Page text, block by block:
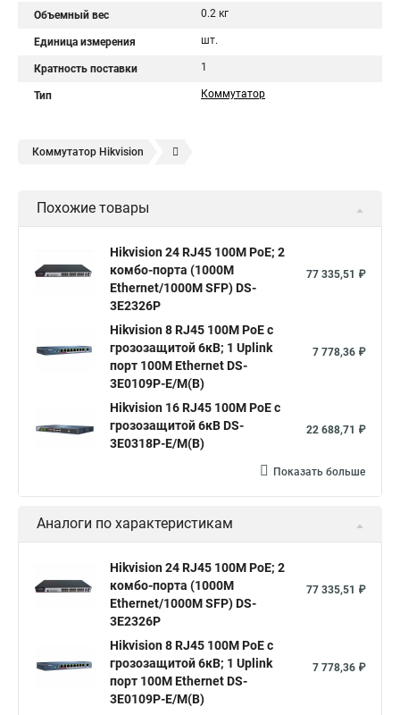
Объемный вес 0.2 кг
Единица измерения шт.
Кратность поставки 1
Тип Коммутатор
Коммутатор Нikvision
Коммутатор l2 с 24 портами 10
Коммутатор что такое D link коммутатор на 48 портов
Коммутатор атс это
Коммутатор принцип работы коммутатора
Hp коммутатор 24 портов Коммутатор mes2424p
Что такое интерфейс коммутатора
Настройка коммутаторы cisco
Коммутатор на 8 портов с poe
Похожие товары
Hikvision 24 RJ45 100M PoE; 2
комбо-порта (1000М
Ethernet/1000M SFP) DS-
3E2326P
77 335,51 ₽
Hikvision 8 RJ45 100M PoE с
грозозащитой 6кВ; 1 Uplink
порт 100М Ethernet DS-
3E0109P-E/M(B)
7 778,36 ₽
Hikvision 16 RJ45 100M PoE с
грозозащитой 6кВ DS-
3E0318P-E/M(B)
22 688,71 ₽
Показать больше
Аналоги по характеристикам
Hikvision 24 RJ45 100M PoE; 2
комбо-порта (1000М
Ethernet/1000M SFP) DS-
3E2326P
77 335,51 ₽
Hikvision 8 RJ45 100M PoE с
грозозащитой 6кВ; 1 Uplink
порт 100М Ethernet DS-
3E0109P-E/M(B)
7 778,36 ₽